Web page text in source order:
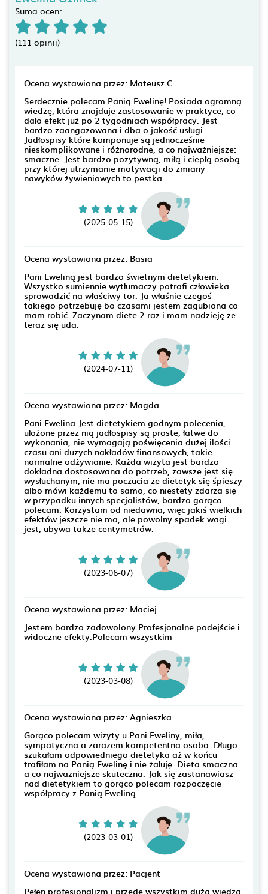
Suma ocen:
(111 opinii)
Ocena wystawiona przez: Mateusz C.
Serdecznie polecam Panią Ewelinę! Posiada ogromną
wiedzę, która znajduje zastosowanie w praktyce, co
dało efekt już po 2 tygodniach współpracy. Jest
bardzo zaangażowana i dba o jakość usługi.
Jadłospisy które komponuje są jednocześnie
nieskomplikowane i różnorodne, a co najważniejsze:
smaczne. Jest bardzo pozytywną, miłą i ciepłą osobą
przy której utrzymanie motywacji do zmiany
nawyków żywieniowych to pestka.
(2025-05-15)
Ocena wystawiona przez: Basia
Pani Eweliną jest bardzo świetnym dietetykiem.
Wszystko sumiennie wytłumaczy potrafi człowieka
sprowadzić na właściwy tor. Ja właśnie czegoś
takiego potrzebuję bo czasami jestem zagubiona co
mam robić. Zaczynam diete 2 raz i mam nadzieję że
teraz się uda.
(2024-07-11)
Ocena wystawiona przez: Magda
Pani Ewelina Jest dietetykiem godnym polecenia,
ułożone przez nią jadłospisy są proste, łatwe do
wykonania, nie wymagają poświęcenia dużej ilości
czasu ani dużych nakładów finansowych, takie
normalne odżywianie. Każda wizyta jest bardzo
dokładna dostosowana do potrzeb, zawsze jest się
wysłuchanym, nie ma poczucia że dietetyk się śpieszy
albo mówi każdemu to samo, co niestety zdarza się
w przypadku innych specjalistów, bardzo gorąco
polecam. Korzystam od niedawna, więc jakiś wielkich
efektów jeszcze nie ma, ale powolny spadek wagi
jest, ubywa także centymetrów.
(2023-06-07)
Ocena wystawiona przez: Maciej
Jestem bardzo zadowolony.Profesjonalne podejście i
widoczne efekty.Polecam wszystkim
(2023-03-08)
Ocena wystawiona przez: Agnieszka
Gorąco polecam wizyty u Pani Eweliny, miła,
sympatyczna a zarazem kompetentna osoba. Długo
szukałam odpowiedniego dietetyka aż w końcu
trafiłam na Panią Ewelinę i nie żałuję. Dieta smaczna
a co najważniejsze skuteczna. Jak się zastanawiasz
nad dietetykiem to gorąco polecam rozpoczęcie
współpracy z Panią Eweliną.
(2023-03-01)
Ocena wystawiona przez: Pacjent
Pełen profesjonalizm i przede wszystkim duża wiedza.